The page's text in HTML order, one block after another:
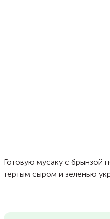
Готовую мусаку с брынзой
тертым сыром и зеленью